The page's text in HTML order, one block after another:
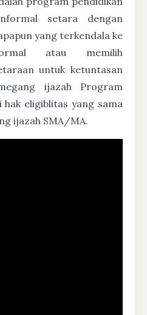
setara dengan
yang terkendala ke
atau memilih
untuk ketuntasan
ijazah Program
hak eligiblitas yang sama
ijazah SMA/MA.